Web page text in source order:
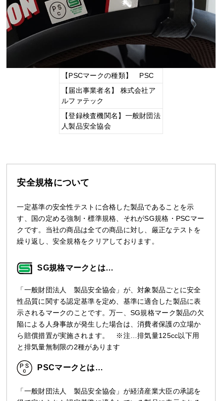
【PSCマークの種類】 PSC
【届出事業者名】 株式会社ア
ルファテック
【登録検査機関名】一般財団法
人製品安全協会
安全規格について
一定基準の安全性テストに合格した製品であることを示
す、国の定める強制・標準規格、それがSG規格・PSCマー
クです。当社の商品は全ての商品に対し、厳正なテストを
繰り返し、安全規格をクリアしております。
SG規格マークとは…
「一般財団法人 製品安全協会」が、対象製品ごとに安全
性品質に関する認定基準を定め、基準に適合した製品に表
示されるマークのことです。万一、SG規格マーク製品の欠
陥による人身事故が発生した場合は、消費者保護の立場か
ら賠償措置が実施されます。 ※注…排気量125cc以下用
と排気量無制限の2種があります
PSCマークとは…
「一般財団法人 製品安全協会」が経済産業大臣の承認を